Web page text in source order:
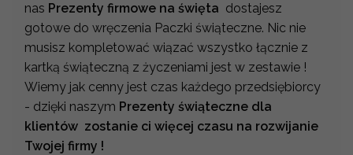
nas Prezenty firmowe na święta dostajesz
gotowe do wręczenia Paczki świąteczne. Nic nie
musisz kompletować wiązać wszystko łącznie z
kartką świąteczną z życzeniami jest w zestawie !
Wiemy jak cenny jest czas każdego przedsiębiorcy
- dzięki naszym Prezenty świąteczne dla
klientów zostanie ci więcej czasu na rozwijanie
Twojej firmy !